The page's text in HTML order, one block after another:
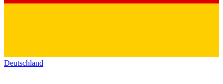
Deutschland